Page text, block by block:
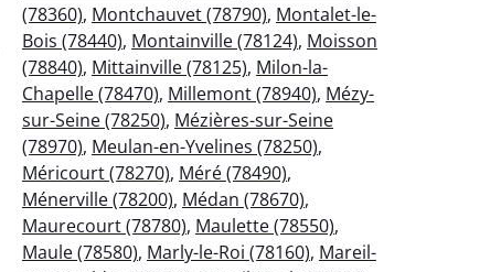
(78360), Montchauvet (78790), Montalet-le-
Bois (78440), Montainville (78124), Moisson
(78840), Mittainville (78125), Milon-la-
Chapelle (78470), Millemont (78940), Mézy-
sur-Seine (78250), Mézières-sur-Seine
(78970), Meulan-en-Yvelines (78250),
Méricourt (78270), Méré (78490),
Ménerville (78200), Médan (78670),
Maurecourt (78780), Maulette (78550),
Maule (78580), Marly-le-Roi (78160), Mareil-